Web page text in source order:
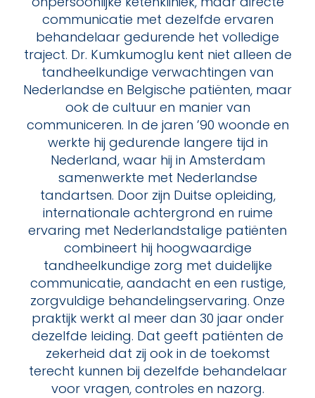
communicatie met dezelfde ervaren
behandelaar gedurende het volledige
traject. Dr. Kumkumoglu kent niet alleen de
tandheelkundige verwachtingen van
Nederlandse en Belgische patiënten, maar
ook de cultuur en manier van
communiceren. In de jaren ’90 woonde en
werkte hij gedurende langere tijd in
Nederland, waar hij in Amsterdam
samenwerkte met Nederlandse
tandartsen. Door zijn Duitse opleiding,
internationale achtergrond en ruime
ervaring met Nederlandstalige patiënten
combineert hij hoogwaardige
tandheelkundige zorg met duidelijke
communicatie, aandacht en een rustige,
zorgvuldige behandelingservaring. Onze
praktijk werkt al meer dan 30 jaar onder
dezelfde leiding. Dat geeft patiënten de
zekerheid dat zij ook in de toekomst
terecht kunnen bij dezelfde behandelaar
voor vragen, controles en nazorg.